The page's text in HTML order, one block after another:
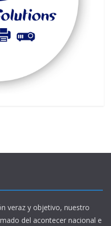
veraz y objetivo, nuestro
del acontecer nacional e